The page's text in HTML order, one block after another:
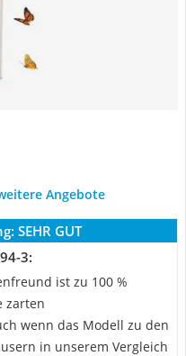
Angebote
SEHR GUT
3:
ist zu 100 %
zarten
wenn das Modell zu den
in unserem Vergleich